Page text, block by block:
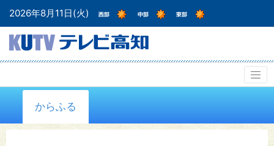
2026年8月11日(火)
からふる